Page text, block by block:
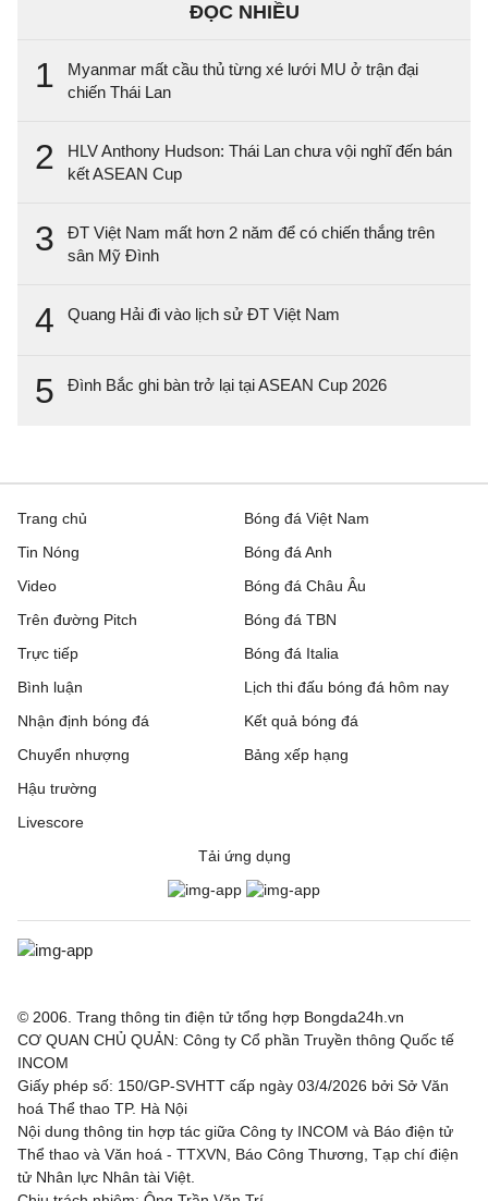
ĐỌC NHIỀU
1
Myanmar mất cầu thủ từng xé lưới MU ở trận đại
chiến Thái Lan
2
HLV Anthony Hudson: Thái Lan chưa vội nghĩ đến bán
kết ASEAN Cup
3
ĐT Việt Nam mất hơn 2 năm để có chiến thắng trên
sân Mỹ Đình
4 Quang Hải đi vào lịch sử ĐT Việt Nam
5 Đình Bắc ghi bàn trở lại tại ASEAN Cup 2026
Trang chủ
Tin Nóng
Video
Trên đường Pitch
Trực tiếp
Bóng đá Việt Nam
Bóng đá Anh
Bóng đá Châu Âu
Bóng đá TBN
Bóng đá Italia
Bình luận
Nhận định bóng đá
Chuyển nhượng
Hậu trường
Livescore
Lịch thi đấu bóng đá hôm nay
Kết quả bóng đá
Bảng xếp hạng
Tải ứng dụng
© 2006. Trang thông tin điện tử tổng hợp Bongda24h.vn
CƠ QUAN CHỦ QUẢN: Công ty Cổ phần Truyền thông Quốc tế
INCOM
Giấy phép số: 150/GP-SVHTT cấp ngày 03/4/2026 bởi Sở Văn
hoá Thể thao TP. Hà Nội
Nội dung thông tin hợp tác giữa Công ty INCOM và Báo điện tử
Thể thao và Văn hoá - TTXVN, Báo Công Thương, Tạp chí điện
tử Nhân lực Nhân tài Việt.